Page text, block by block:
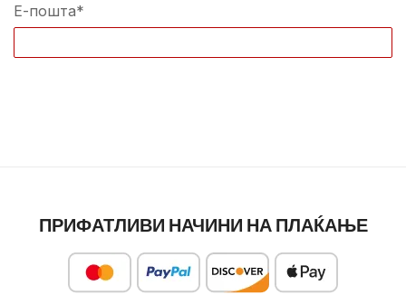
Е-пошта*
ПРИФАТЛИВИ НАЧИНИ НА ПЛАЌАЊЕ